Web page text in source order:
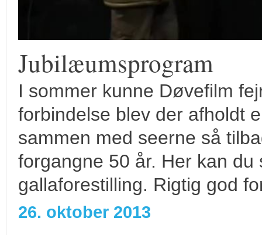
Jubilæumsprogram
I sommer kunne Døvefilm
forbindelse blev der afholdt
sammen med seerne så
forgangne 50 år. Her kan
gallaforestilling. Rigtig god
26. oktober 2013